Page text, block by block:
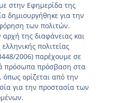
στην Εφημερίδα της
δημιουργήθηκε για την
των πολιτών.
αρχή της διαφάνειας και
πολιτείας
2006) παρέχουμε σε
πρόσωπα πρόσβαση στα
ορίζεται από την
για την προστασία των